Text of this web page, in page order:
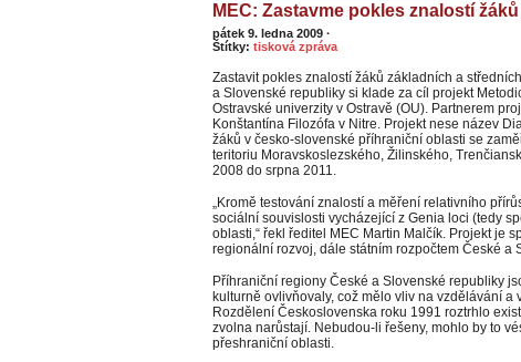
MEC: Zastavme pokles znalostí žáků
pátek 9. ledna 2009 ·
Štítky: tisková zpráva
Zastavit pokles znalostí žáků základních a
a Slovenské republiky si klade za cíl projekt
Ostravské univerzity v Ostravě (OU). Partnerem
Konštantína Filozófa v Nitre. Projekt nese název
žáků v česko-slovenské příhraniční oblasti se
teritoriu Moravskoslezského, Žilinského,
2008 do srpna 2011.
„Kromě testování znalostí a měření relativního
sociální souvislosti vycházející z Genia loci (tedy
oblasti,“ řekl ředitel MEC Martin Malčík. Projekt je
regionální rozvoj, dále státním rozpočtem České a
Příhraniční regiony České a Slovenské republiky
kulturně ovlivňovaly, což mělo vliv na vzdělávání a
Rozdělení Československa roku 1991 roztrhlo
zvolna narůstají. Nebudou-li řešeny, mohlo by to
přeshraniční oblasti.